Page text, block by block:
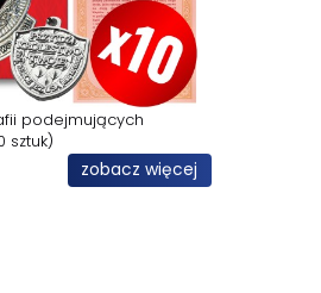
podejmujących
sztuk)
zobacz więcej